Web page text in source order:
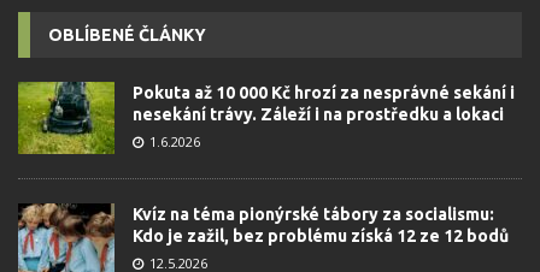
OBLÍBENÉ ČLÁNKY
Pokuta až 10 000 Kč hrozí za nesprávné sekání i
nesekání trávy. Záleží i na prostředku a lokaci
1.6.2026
Kvíz na téma pionýrské tábory za socialismu:
Kdo je zažil, bez problému získá 12 ze 12 bodů
12.5.2026